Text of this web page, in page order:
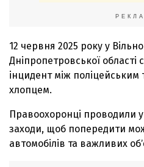
12 червня 2025 року у
Дніпропетровської
інцидент між поліцейським
хлопцем.
Правоохоронці проводили у
заходи, щоб попередити
автомобілів та важливих